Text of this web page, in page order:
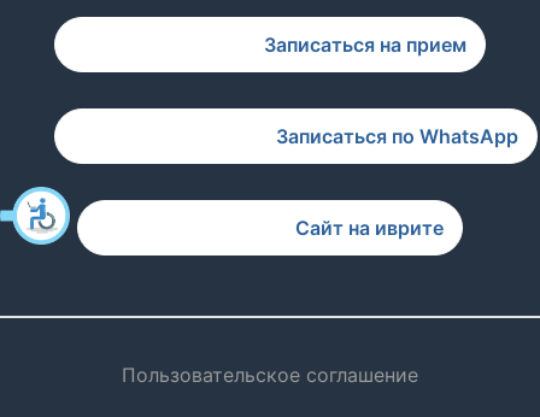
Записаться на прием
Записаться по WhatsApp
Сайт на иврите
Пользовательское соглашение